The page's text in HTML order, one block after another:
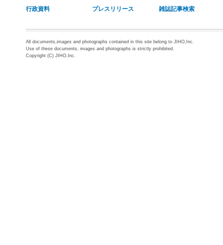
行政資料 プレスリリース 雑誌記事検索
All documents,images and photographs contained in this site belong to JIHO,Inc.
Use of these documents, images and photographs is strictly prohibited.
Copyright (C) JIHO,Inc.